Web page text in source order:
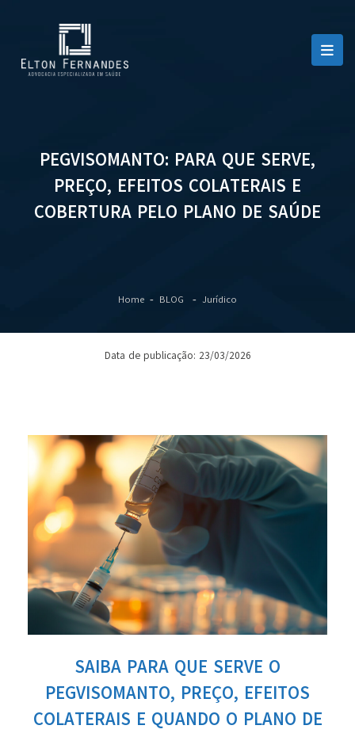
PEGVISOMANTO: PARA QUE SERVE,
PREÇO, EFEITOS COLATERAIS E
COBERTURA PELO PLANO DE SAÚDE
Home BLOG Jurídico
Data de publicação: 23/03/2026
SAIBA PARA QUE SERVE O
PEGVISOMANTO, PREÇO, EFEITOS
COLATERAIS E QUANDO O PLANO DE